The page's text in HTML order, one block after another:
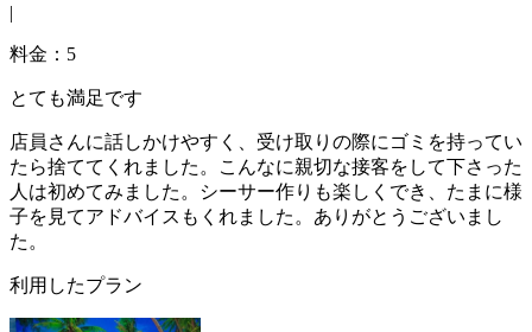
|
料金：5
とても満足です
店員さんに話しかけやすく、受け取りの際にゴミを持ってい
たら捨ててくれました。こんなに親切な接客をして下さった
人は初めてみました。シーサー作りも楽しくでき、たまに様
子を見てアドバイスもくれました。ありがとうございまし
た。
利用したプラン